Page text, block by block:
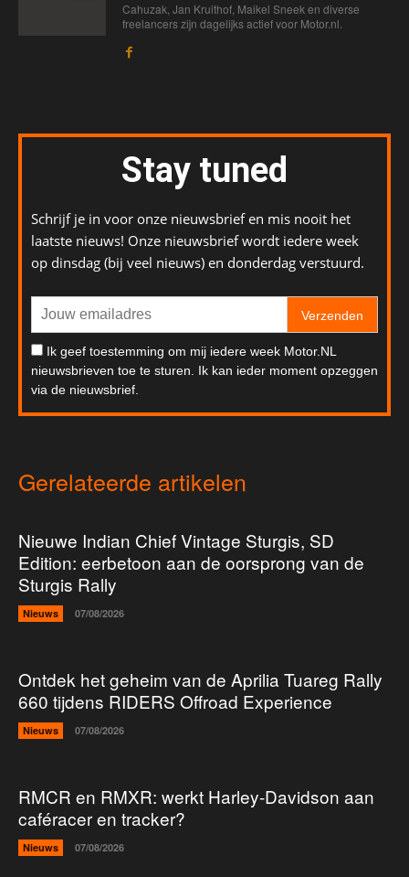
Cahuzak, Jan Kruithof, Maikel Sneek en diverse
freelancers zijn dagelijks actief voor Motor.nl.
Stay tuned
Schrijf je in voor onze nieuwsbrief en mis nooit het
laatste nieuws! Onze nieuwsbrief wordt iedere week
op dinsdag (bij veel nieuws) en donderdag verstuurd.
Verzenden
Ik geef toestemming om mij iedere week Motor.NL
nieuwsbrieven toe te sturen. Ik kan ieder moment opzeggen
via de nieuwsbrief.
Gerelateerde artikelen
Nieuwe Indian Chief Vintage Sturgis, SD
Edition: eerbetoon aan de oorsprong van de
Sturgis Rally
Nieuws 07/08/2026
Ontdek het geheim van de Aprilia Tuareg Rally
660 tijdens RIDERS Offroad Experience
Nieuws 07/08/2026
RMCR en RMXR: werkt Harley-Davidson aan
caféracer en tracker?
Nieuws 07/08/2026